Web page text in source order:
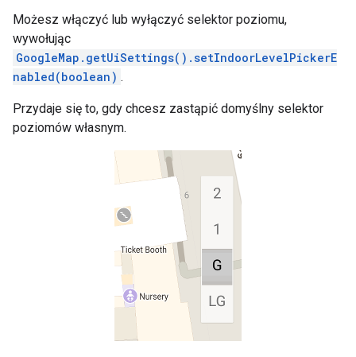
Możesz włączyć lub wyłączyć selektor poziomu,
wywołując
GoogleMap.getUiSettings().setIndoorLevelPickerE
nabled(boolean) .
Przydaje się to, gdy chcesz zastąpić domyślny selektor
poziomów własnym.